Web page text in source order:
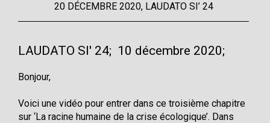
20 DÉCEMBRE 2020, LAUDATO SI’ 24
LAUDATO SI' 24; 10 décembre 2020;
Bonjour,
Voici une vidéo pour entrer dans ce troisième chapitre
sur ‘La racine humaine de la crise écologique’. Dans